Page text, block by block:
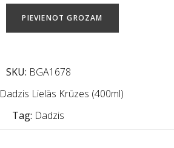
PIEVIENOT GROZAM
SKU: BGA1678
Dadzis Lielās Krūzes (400ml)
Tag: Dadzis